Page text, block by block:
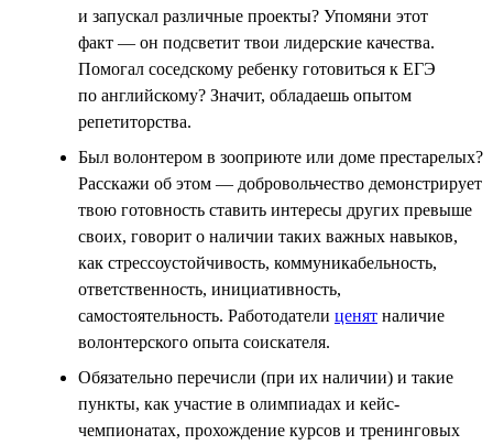
и запускал различные проекты? Упомяни этот
факт — он подсветит твои лидерские качества.
Помогал соседскому ребенку готовиться к ЕГЭ
по английскому? Значит, обладаешь опытом
репетиторства.
Был волонтером в зооприюте или доме престарелых?
Расскажи об этом — добровольчество демонстрирует
твою готовность ставить интересы других превыше
своих, говорит о наличии таких важных навыков,
как стрессоустойчивость, коммуникабельность,
ответственность, инициативность,
самостоятельность. Работодатели ценят наличие
волонтерского опыта соискателя.
Обязательно перечисли (при их наличии) и такие
пункты, как участие в олимпиадах и кейс-
чемпионатах, прохождение курсов и тренинговых